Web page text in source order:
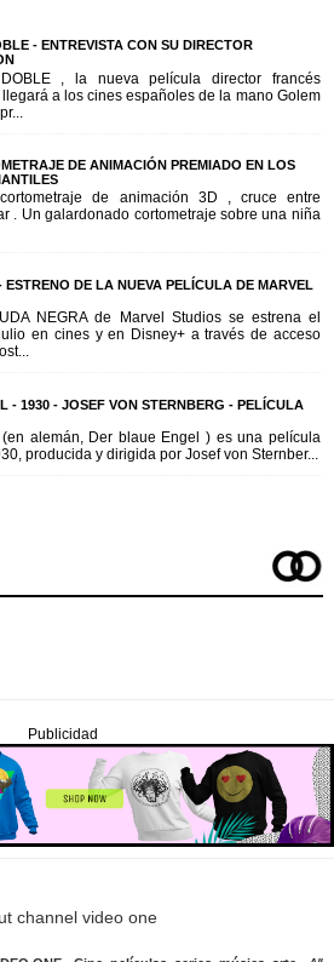
- ENTREVISTA CON SU DIRECTOR
, la nueva película director francés
a los cines españoles de la mano Golem
DE ANIMACIÓN PREMIADO EN LOS
de animación 3D , cruce entre
. Un galardonado cortometraje sobre una niña
ESTRENO DE LA NUEVA PELÍCULA DE MARVEL
NEGRA de Marvel Studios se estrena el
en cines y en Disney+ a través de acceso
- 1930 - JOSEF VON STERNBERG - PELÍCULA
alemán, Der blaue Engel ) es una película
producida y dirigida por Josef von Sternber...
Publicidad
channel video one